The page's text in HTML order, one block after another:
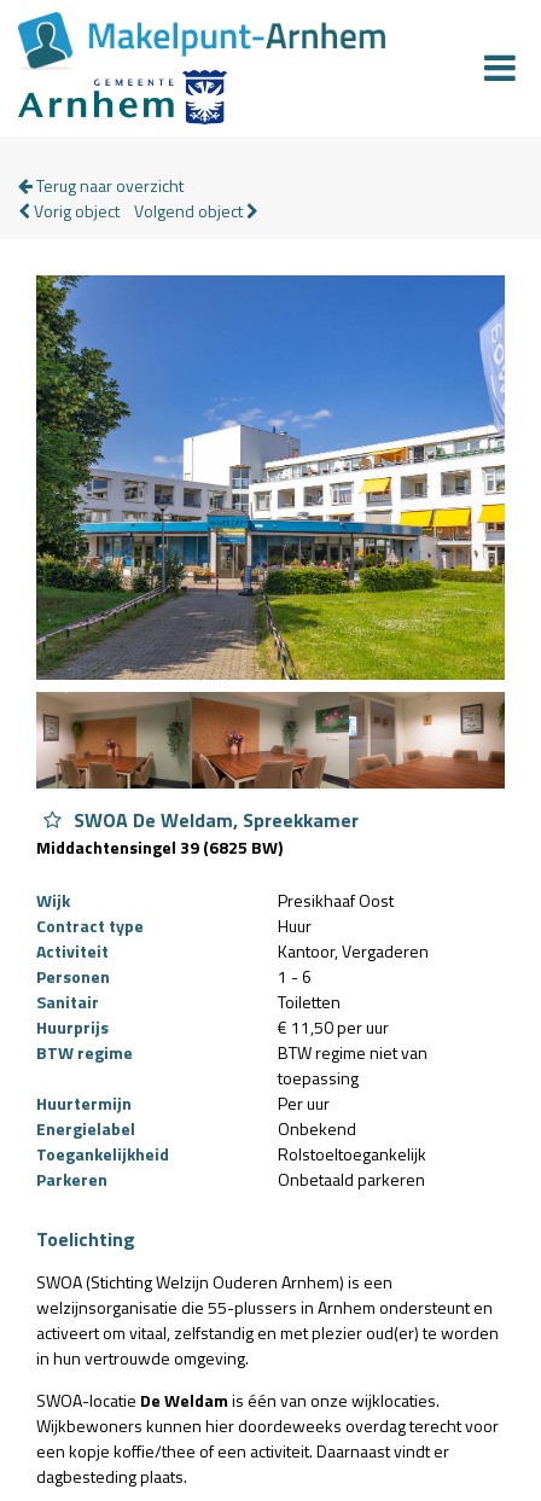
Terug naar overzicht
Vorig object Volgend object
SWOA De Weldam, Spreekkamer
Middachtensingel 39 (6825 BW)
Wijk
Presikhaaf Oost
Contract type
Huur
Activiteit
Kantoor Vergaderen
Personen
1 - 6
Sanitair
Toiletten
Huurprijs
€ 11,50 per uur
BTW regime
BTW regime niet van
toepassing
Huurtermijn
Per uur
Energielabel
Onbekend
Toegankelijkheid
Rolstoeltoegankelijk
Parkeren
Onbetaald parkeren
Toelichting
SWOA (Stichting Welzijn Ouderen Arnhem) is een
welzijnsorganisatie die 55-plussers in Arnhem ondersteunt en
activeert om vitaal, zelfstandig en met plezier oud(er) te worden
in hun vertrouwde omgeving.
SWOA-locatie De Weldamis één van onze wijklocaties.
Wijkbewoners kunnen hier doordeweeks overdag terecht voor
een kopje koffie/thee of een activiteit. Daarnaast vindt er
dagbesteding plaats.